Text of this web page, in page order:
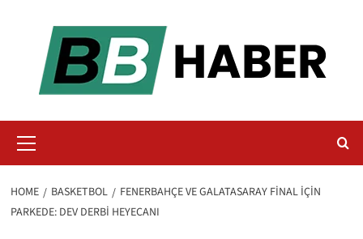
Menu
HOME BASKETBOL
FENERBAHÇE VE GALATASARAY FINAL İÇIN
PARKEDE: DEV DERBI HEYECANI